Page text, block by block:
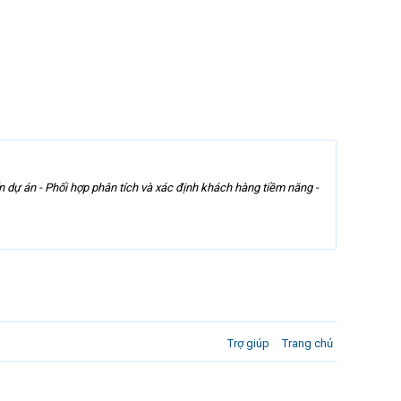
dự án - Phối hợp phân tích và xác định khách hàng tiềm năng -
Trợ giúp Trang chủ